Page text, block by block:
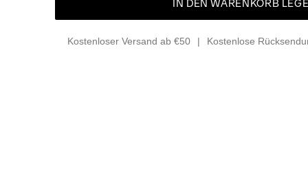
IN DEN WARENKORB
Kostenloser Versand ab €50 Kostenlose